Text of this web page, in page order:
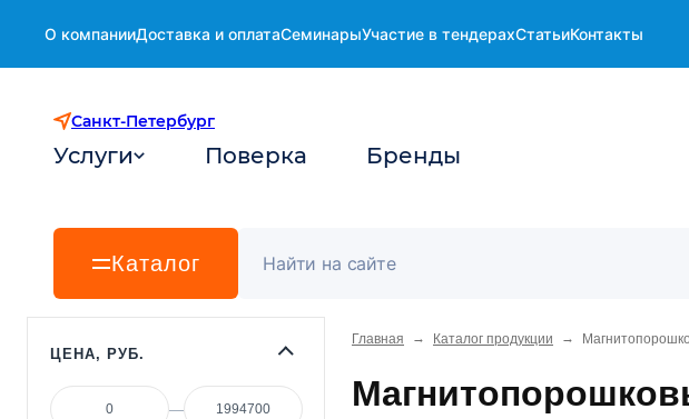
О компанииДоставка и оплатаСеминарыУчастие в тендерахСтатьиКонтакты
Санкт-Петербург
Услуги Поверка Бренды
Каталог
Главная → Каталог продукции →
ЦЕНА, РУБ.
—